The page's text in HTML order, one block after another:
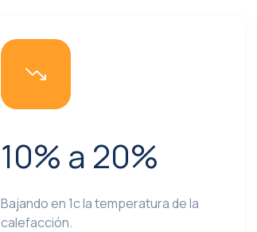
10% a 20%
Bajando en 1c la temperatura de la
calefacción.